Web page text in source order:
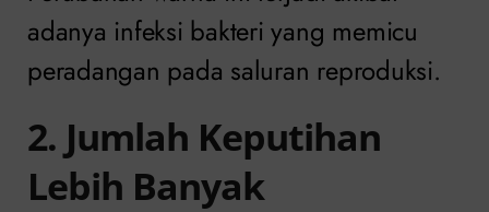
adanya infeksi bakteri yang memicu
peradangan pada saluran reproduksi.
2. Jumlah Keputihan
Lebih Banyak